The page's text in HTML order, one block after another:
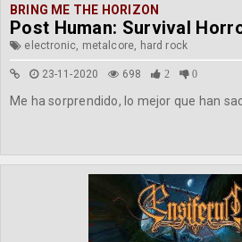
BRING ME THE HORIZON
Post Human: Survival
electronic, metalcore, hard rock
23-11-2020 698 2 0
Me ha sorprendido, lo mejor que han